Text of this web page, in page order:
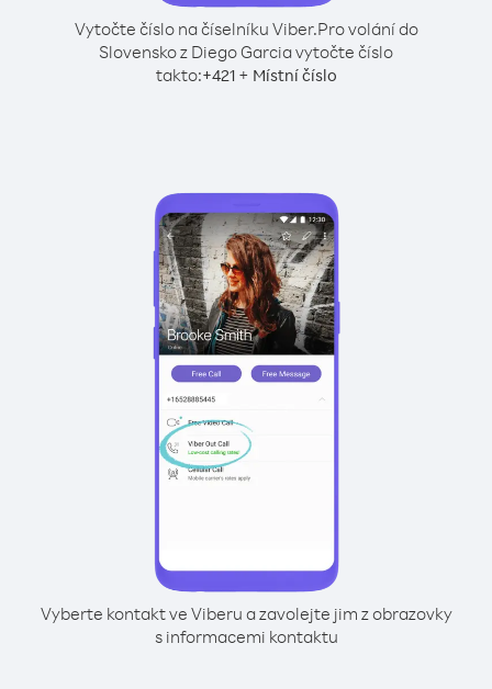
Vytočte číslo na číselníku Viber.Pro volání do
Slovensko z Diego Garcia vytočte číslo
takto:+421+ Místní číslo
Vyberte kontakt ve Viberu a zavolejte jim z obrazovky
s informacemi kontaktu